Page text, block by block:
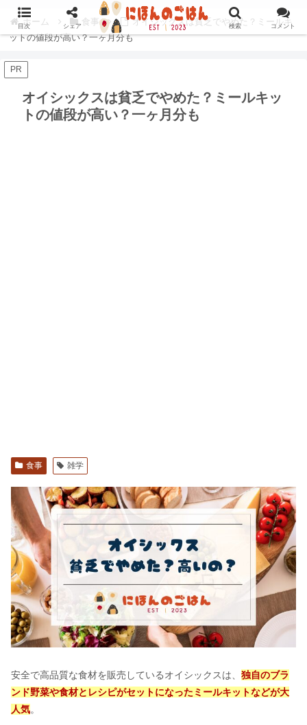
ホーム 食事
オイシックスは貧乏でやめた？ミールキ
ットの値段が高い？一ヶ月分も
PR
オイシックスは貧乏でやめた？ミールキッ
トの値段が高い？一ヶ月分も
食事 雑学
安全で高品質な食材を販売しているオイシックスは、 独自のブラ
ンド野菜や食材とレシピがセットになったミールキットなどが大
人気。
目次 シェア 検索 コメント